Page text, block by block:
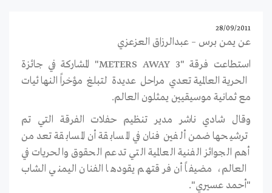
28/09/2011
عن يمن برس – عبدالرزاق العزعزي
استطاعت فرقة "3 METERS AWAY" المشاركة في جائزة
الحرية العالمية تعدي مراحل عديدة لتبلغ مؤخراً النهائيات
مع ثمانية موسيقيين يمثلون العالم.
وقال شادي ناشر مدير تنظيم حفلات الفرقة التي تم
ترشيحها ضمن ألفين فنان في المسابقة أن المسابقة تعد من
أهم الجوائز الفنية العالمية التي تدعم الحقوق والحريات في
العالم، مضيفاً أن فرقتهم يقودها الفنان اليمني الشاب
"أحمد عسيري".